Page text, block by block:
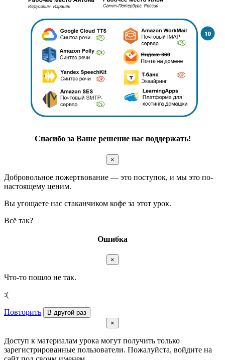
Спасибо за Ваше решение нас поддержать!
×
Добровольное пожертвование — это поступок, и мы это по-
настоящему ценим.
Вы угощаете нас стаканчиком кофе за этот урок.
Всё так?
Ошибка
×
Что-то пошло не так.
:(
Повторить
В другой раз
×
Доступ к материалам урока могут получить только
зарегистрированные пользователи. Пожалуйста, войдите на